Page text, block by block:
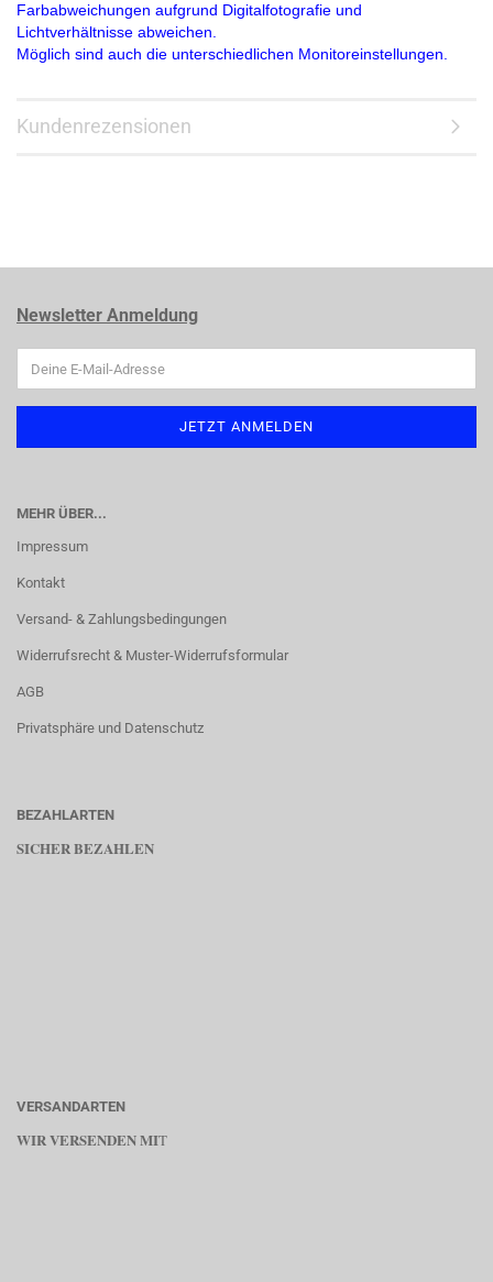
Farbabweichungen aufgrund Digitalfotografie und
Lichtverhältnisse abweichen.
Möglich sind auch die unterschiedlichen Monitoreinstellungen.
Kundenrezensionen
Newsletter Anmeldung
MEHR ÜBER...
Impressum
Kontakt
Versand- & Zahlungsbedingungen
Widerrufsrecht & Muster-Widerrufsformular
AGB
Privatsphäre und Datenschutz
BEZAHLARTEN
SICHER BEZAHLEN
VERSANDARTEN
WIR VERSENDEN MIT